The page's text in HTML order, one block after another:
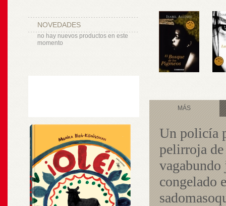
NOVEDADES
no hay nuevos productos en este
momento
MÁS
Un policía
pelirroja
vagabundo
congelado